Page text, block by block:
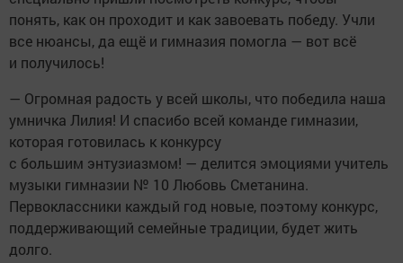
понять, как он проходит и как завоевать победу. Учли
все нюансы, да ещё и гимназия помогла — вот всё
и получилось!
— Огромная радость у всей школы, что победила наша
умничка Лилия! И спасибо всей команде гимназии,
которая готовилась к конкурсу
с большим энтузиазмом! — делится эмоциями учитель
музыки гимназии № 10 Любовь Сметанина.
Первоклассники каждый год новые, поэтому конкурс,
поддерживающий семейные традиции, будет жить
долго.